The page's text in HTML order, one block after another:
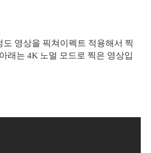
도 영상을 픽쳐이펙트 적용해서 찍
래는 4K 노멀 모드로 찍은 영상입